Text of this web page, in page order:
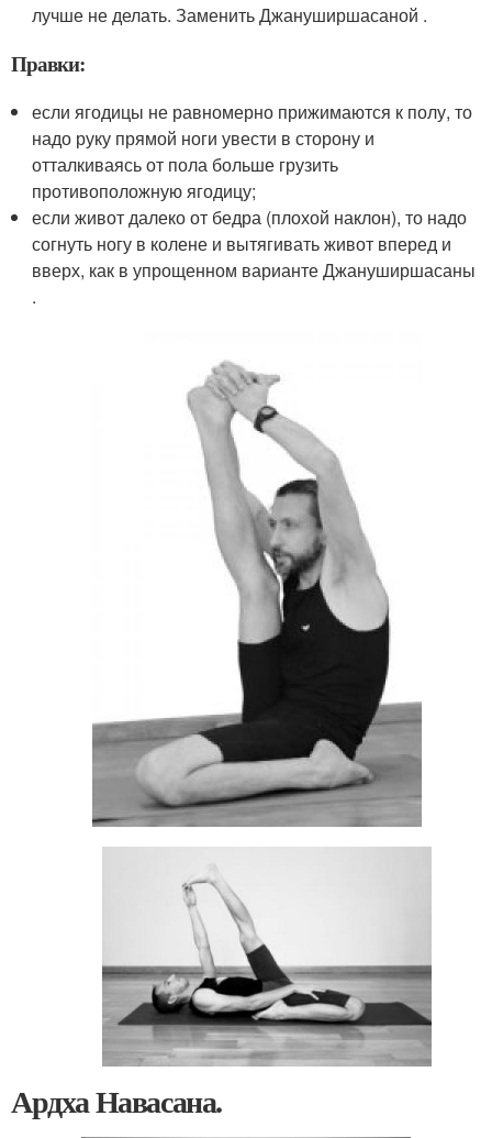
лучше не делать. Заменить Джануширшасаной .
Правки:
если ягодицы не равномерно прижимаются к полу, то
надо руку прямой ноги увести в сторону и
отталкиваясь от пола больше грузить
противоположную ягодицу;
если живот далеко от бедра (плохой наклон), то надо
согнуть ногу в колене и вытягивать живот вперед и
вверх, как в упрощенном варианте Джануширшасаны
.
Ардха Навасана.